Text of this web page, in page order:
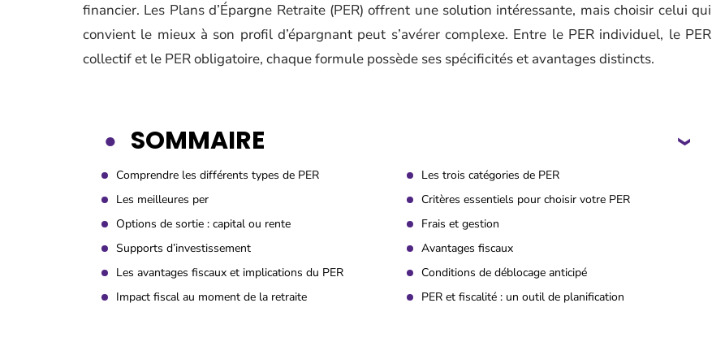
financier. Les Plans d’Épargne Retraite (PER) offrent une solution intéressante, mais choisir celui qui
convient le mieux à son profil d’épargnant peut s’avérer complexe. Entre le PER individuel, le PER
collectif et le PER obligatoire, chaque formule possède ses spécificités et avantages distincts.
SOMMAIRE
Comprendre les différents types de PER
Les trois catégories de PER
Les meilleures per
Critères essentiels pour choisir votre PER
Options de sortie : capital ou rente
Frais et gestion
Supports d’investissement
Avantages fiscaux
Les avantages fiscaux et implications du PER
Conditions de déblocage anticipé
Impact fiscal au moment de la retraite
PER et fiscalité : un outil de planification